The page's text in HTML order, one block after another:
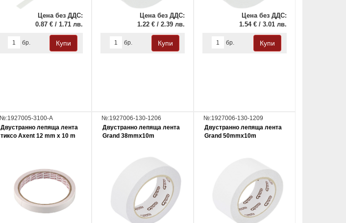
Цена без ДДС:
0.87 € / 1.71 лв.
бр.
Цена без ДДС:
1.22 € / 2.39 лв.
бр.
Цена без ДДС:
1.54 € / 3.01 лв.
бр.
№:1927005-3100-A
Двустранно лепяща лента
тиксо Axent 12 mm x 10 m
№:1927006-130-1206
Двустранно лепяща лента
Grand 38mmx10m
№:1927006-130-1209
Двустранно лепяща лента
Grand 50mmx10m